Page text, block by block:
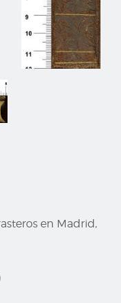
en Madrid,